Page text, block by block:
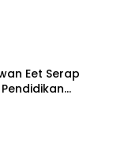
Eet Serap